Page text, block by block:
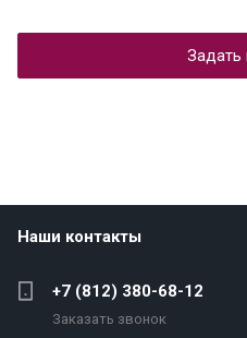
Задать
Наши контакты
+7 (812) 380-68-12
Заказать звонок